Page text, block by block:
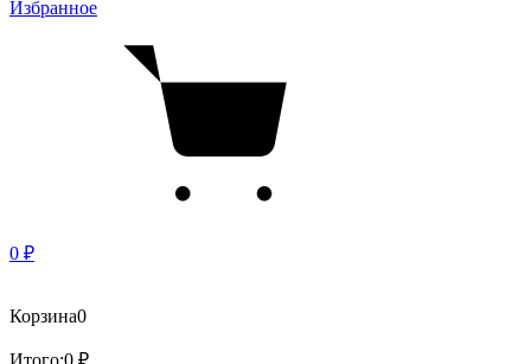
Избранное
0 ₽
Корзина0
Итого:0 ₽